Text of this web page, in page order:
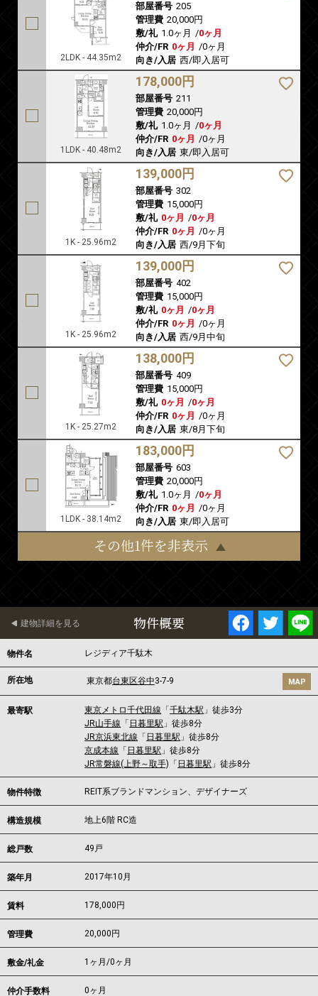
2LDK - 44.35m2
部屋番号 205
管理費 20,000円
敷/礼 1.0ヶ月 /0ヶ月
仲介/FR 0ヶ月 /0ヶ月
向き/入居 西/即入居可
1LDK - 40.48m2
178,000円
部屋番号 211
管理費 20,000円
敷/礼 1.0ヶ月 /0ヶ月
仲介/FR 0ヶ月 /0ヶ月
向き/入居 東/即入居可
1K - 25.96m2
139,000円
部屋番号 302
管理費 15,000円
敷/礼 0ヶ月 /0ヶ月
仲介/FR 0ヶ月 /0ヶ月
向き/入居 西/9月下旬
1K - 25.96m2
139,000円
部屋番号 402
管理費 15,000円
敷/礼 0ヶ月 /0ヶ月
仲介/FR 0ヶ月 /0ヶ月
向き/入居 西/9月中旬
1K - 25.27m2
138,000円
部屋番号 409
管理費 15,000円
敷/礼 0ヶ月 /0ヶ月
仲介/FR 0ヶ月 /0ヶ月
向き/入居 東/8月下旬
1LDK - 38.14m2
183,000円
部屋番号 603
管理費 20,000円
敷/礼 1.0ヶ月 /0ヶ月
仲介/FR 0ヶ月 /0ヶ月
向き/入居 東/即入居可
その他1件を非表示
物件概要
建物詳細を見る
物件名 レジディア千駄木
所在地 東京都台東区谷中3-7-9 MAP
最寄駅 東京メトロ千代田線 「千駄木駅 」徒歩3分
JR山手線 「 日暮里駅 」徒歩8分
JR京浜東北線 「 日暮里駅 」徒歩8分
京成本線 「 日暮里駅 」徒歩8分
JR常磐線(上野～取手) 「 日暮里駅 」徒歩8分
物件特徴 REIT系ブランドマンション、デザイナーズ
構造規模 地上6階 RC造
総戸数 49戸
築年月 2017年10月
賃料 178,000 円
管理費 20,000円
敷金/礼金 1ヶ月/0ヶ月
仲介手数料 0ヶ月